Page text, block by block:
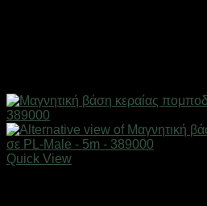
Quick View